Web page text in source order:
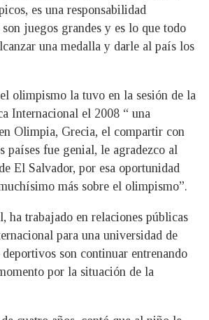
es una responsabilidad
juegos grandes y es lo que todo
una medalla y darle al país los
olimpismo la tuvo en la sesión de la
Internacional el 2008 “ una
Olimpia, Grecia, el compartir con
países fue genial, le agradezco al
El Salvador, por esa oportunidad
más sobre el olimpismo”.
ha trabajado en relaciones públicas
para una universidad de
son continuar entrenando
por la situación de la